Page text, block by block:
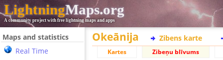
LightningMaps.org
A community project with free lightning maps and apps
Maps and statistics
Real Time
Okeānija Zibens karte
Kartes Zibeņu blīvums